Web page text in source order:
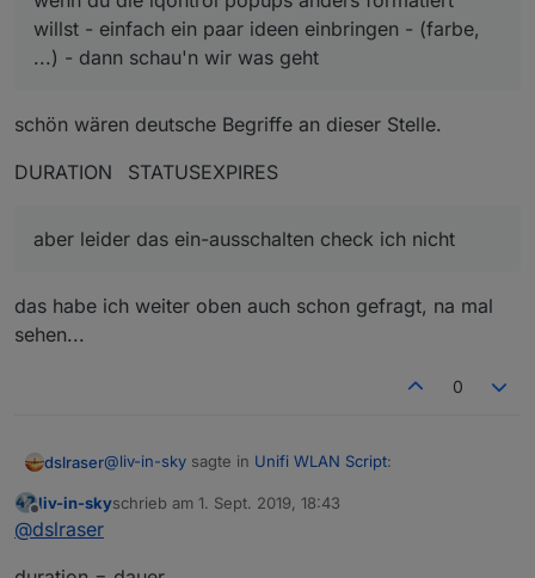
immer hin geht das ein/ausschalten von hand
willst - einfach ein paar ideen einbringen - (farbe,
...) - dann schau'n wir was geht
schön wären deutsche Begriffe an dieser Stelle.
DURATION STATUSEXPIRES
aber leider das ein-ausschalten check ich nicht
das habe ich weiter oben auch schon gefragt, na mal
sehen...
0
dslraser@liv-in-sky sagte in Unifi WLAN Script:
(farbe, ...) - dann schau'n wir was geht
schön wären deutsche Begriffe an dieser Stelle.
Offline
liv-in-skyschrieb am 1. Sept. 2019, 18:43
zuletzt editiert von
@dslraser